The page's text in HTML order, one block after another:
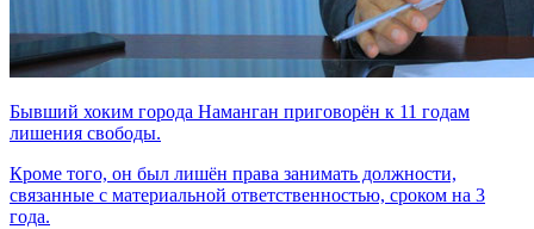
Бывший хоким города Наманган приговорён к 11 годам
лишения свободы.
Кроме того, он был лишён права занимать должности,
связанные с материальной ответственностью, сроком на 3
года.